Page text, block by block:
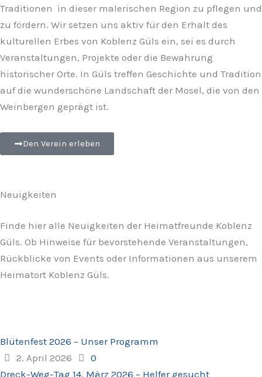
Traditionen in dieser malerischen Region zu pflegen und
zu fördern. Wir setzen uns aktiv für den Erhalt des
kulturellen Erbes von Koblenz Güls ein, sei es durch
Veranstaltungen, Projekte oder die Bewahrung
historischer Orte. In Güls treffen Geschichte und Tradition
auf die wunderschöne Landschaft der Mosel, die von den
Weinbergen geprägt ist.
Den Verein erleben
Neuigkeiten
Finde hier alle Neuigkeiten der Heimatfreunde Koblenz
Güls. Ob Hinweise für bevorstehende Veranstaltungen,
Rückblicke von Events oder Informationen aus unserem
Heimatort Koblenz Güls.
Blütenfest 2026 – Unser Programm
2. April 2026
0
Dreck-Weg-Tag 14. März 2026 – Helfer gesucht